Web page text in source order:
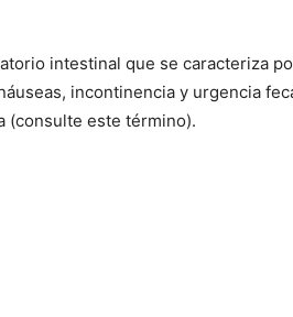
intestinal que se caracteriza
incontinencia y urgencia
(consulte este término).